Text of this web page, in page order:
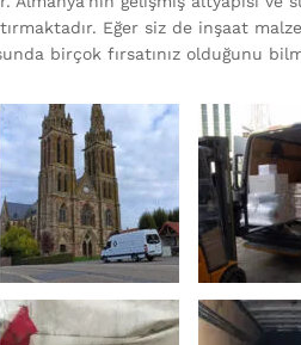
Eğer siz de inşaat
birçok fırsatınız olduğunu